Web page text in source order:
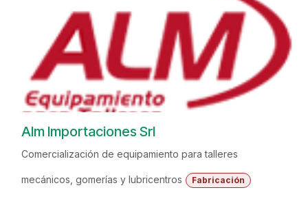
Alm Importaciones Srl
Comercialización de equipamiento para talleres
mecánicos, gomerías y lubricentros Fabricación